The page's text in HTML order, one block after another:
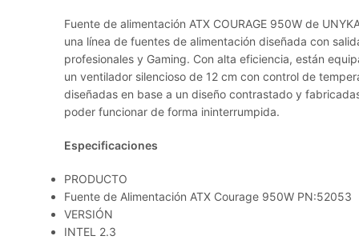
Fuente de alimentación ATX COURAGE 950W de
una línea de fuentes de alimentación diseñada con
profesionales y Gaming. Con alta eficiencia, están
un ventilador silencioso de 12 cm con control de
diseñadas en base a un diseño contrastado y
poder funcionar de forma ininterrumpida.
Especificaciones
PRODUCTO
Fuente de Alimentación ATX Courage 950W PN:52053
VERSIÓN
INTEL 2.3